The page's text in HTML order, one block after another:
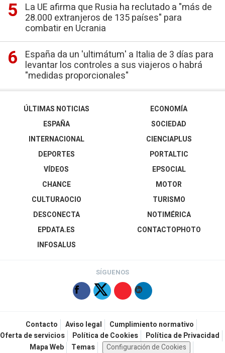
La UE afirma que Rusia ha reclutado a "más de
28.000 extranjeros de 135 países" para
combatir en Ucrania
España da un 'ultimátum' a Italia de 3 días para
levantar los controles a sus viajeros o habrá
"medidas proporcionales"
ÚLTIMAS NOTICIAS
ESPAÑA
INTERNACIONAL
DEPORTES
VÍDEOS
ECONOMÍA
SOCIEDAD
CIENCIAPLUS
PORTALTIC
EPSOCIAL
CHANCE
CULTURAOCIO
DESCONECTA
EPDATA.ES
INFOSALUS
MOTOR
TURISMO
NOTIMÉRICA
CONTACTOPHOTO
SÍGUENOS
Contacto Aviso legal
Cumplimiento normativo
Oferta de servicios
Política de Cookies
Política de Privacidad
Mapa Web
Temas Configuración de Cookies